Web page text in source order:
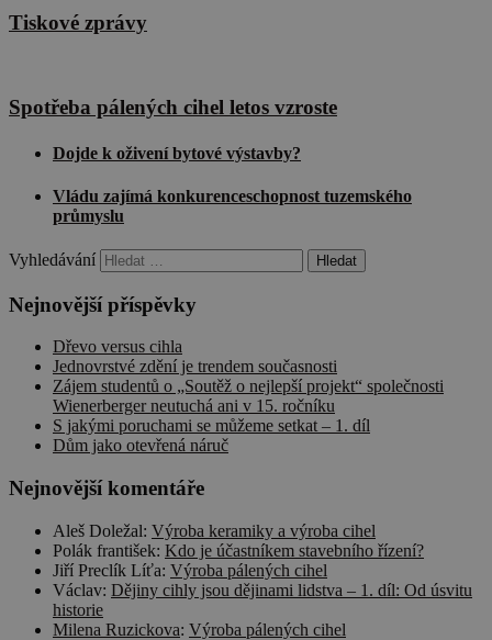
Tiskové zprávy
Spotřeba pálených cihel letos vzroste
Dojde k oživení bytové výstavby?
Vládu zajímá konkurenceschopnost tuzemského
průmyslu
Vyhledávání
Nejnovější příspěvky
Dřevo versus cihla
Jednovrstvé zdění je trendem současnosti
Zájem studentů o „Soutěž o nejlepší projekt“ společnosti
Wienerberger neutuchá ani v 15. ročníku
S jakými poruchami se můžeme setkat – 1. díl
Dům jako otevřená náruč
Nejnovější komentáře
Aleš Doležal: Výroba keramiky a výroba cihel
Polák františek: Kdo je účastníkem stavebního řízení?
Jiří Preclík Líťa: Výroba pálených cihel
Václav: Dějiny cihly jsou dějinami lidstva – 1. díl: Od úsvitu
historie
Milena Ruzickova: Výroba pálených cihel